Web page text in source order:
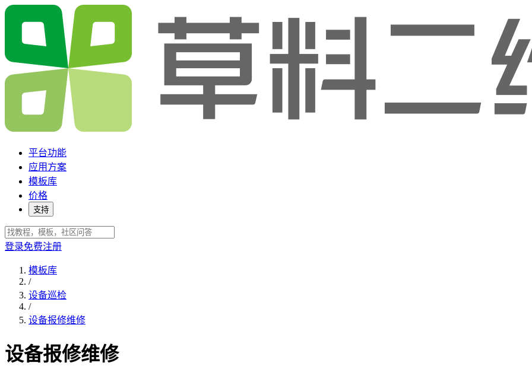
平台功能
应用方案
模板库
价格
支持
登录免费注册
模板库
/
设备巡检
/
设备报修维修
设备报修维修